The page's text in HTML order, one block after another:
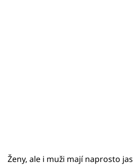
Ženy, ale i muži mají naprosto